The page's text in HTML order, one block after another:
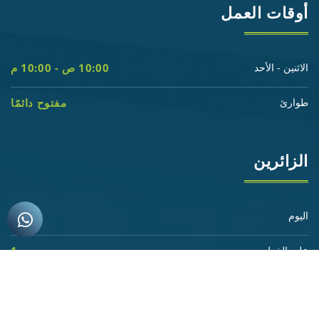
أوقات العمل
10:00 ص - 10:00 م الاثنين - الأحد
مفتوح دائمًا طوارئ
الزائرين
6 740 اليوم
1 على الخط